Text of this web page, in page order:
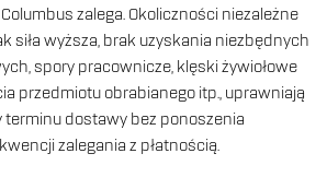
zalega. Okoliczności niezależne
siła wyższa, brak uzyskania niezbędnych
spory pracownicze, klęski żywiołowe
przedmiotu obrabianego itp., uprawniają
terminu dostawy bez ponoszenia
zalegania z płatnością.